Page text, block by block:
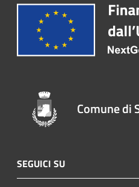
Comune di
SEGUICI SU